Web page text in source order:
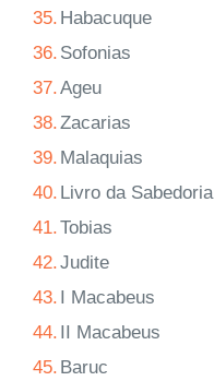
35. Habacuque
36. Sofonias
37.Ageu
38.Zacarias
39. Malaquias
40. Livro da Sabedoria
41.Tobias
42.Judite
43. I Macabeus
44. II Macabeus
45. Baruc